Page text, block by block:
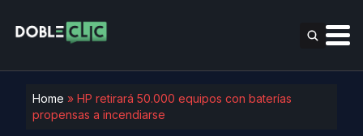
Home » HP retirará 50.000 equipos con baterías
propensas a incendiarse